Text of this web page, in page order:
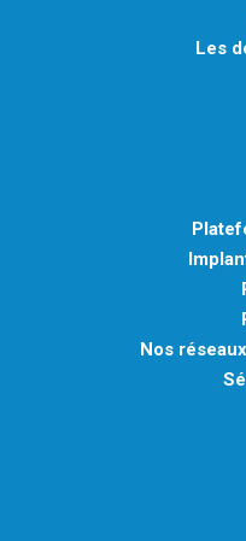
Les
Nos